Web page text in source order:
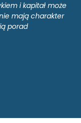
i kapitał może
mają charakter
porad